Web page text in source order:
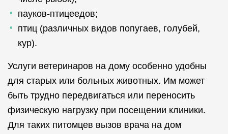
пауков-птицеедов;
птиц (различных видов попугаев, голубей,
кур).
Услуги ветеринаров на дому особенно удобны
для старых или больных животных. Им может
быть трудно передвигаться или переносить
физическую нагрузку при посещении клиники.
Для таких питомцев вызов врача на дом